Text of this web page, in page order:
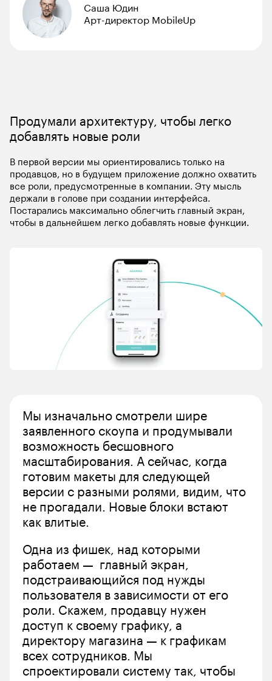
Саша Юдин
Арт-директор MobileUp
Продумали архитектуру, чтобы легко
добавлять новые роли
В первой версии мы ориентировались только на
продавцов, но в будущем приложение должно охватить
все роли, предусмотренные в компании. Эту мысль
держали в голове при создании интерфейса.
Постарались максимально облегчить главный экран,
чтобы в дальнейшем легко добавлять новые функции.
Мы изначально смотрели шире
заявленного скоупа и продумывали
возможность бесшовного
масштабирования. А сейчас, когда
готовим макеты для следующей
версии с разными ролями, видим, что
не прогадали. Новые блоки встают
как влитые.
Одна из фишек, над которыми
работаем —  главный экран,
подстраивающийся под нужды
пользователя в зависимости от его
роли. Скажем, продавцу нужен
доступ к своему графику, а
директору магазина — к графикам
всех сотрудников. Мы
спроектировали систему так, чтобы